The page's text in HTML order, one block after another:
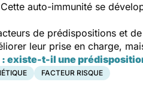
auto-immunité se
de prédispositions et
leur prise en charge,
existe-t-il une
FACTEUR RISQUE